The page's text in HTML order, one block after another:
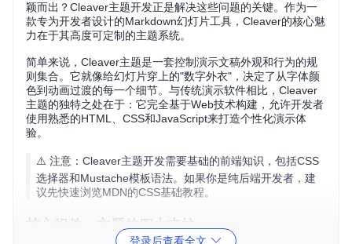
颖而出？Cleaver主题开发正是解决这些问题的关键。作为一
款专为开发者设计的Markdown幻灯片工具，Cleaver的核心魅
力在于其高度可定制的主题系统。
简单来说，Cleaver主题是一套控制演示文稿外观和行为的规
则集合。它就像给幻灯片穿上的"数字外衣"，决定了从字体颜
色到动画过渡的每一个细节。与传统演示软件相比，Cleaver
主题的独特之处在于：它完全基于Web技术构建，允许开发者
使用熟悉的HTML、CSS和JavaScript来打造个性化演示体
验。
⚠️ 注意：Cleaver主题开发需要基础的前端知识，包括CSS
选择器和Mustache模板语法。如果你是纯后端开发者，建
议先快速浏览MDN的CSS基础教程。
核心组件：主题的四大支柱
登录后查看全文